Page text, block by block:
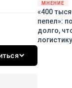
МНЕНИЕ
«400
пепел»:
долго,